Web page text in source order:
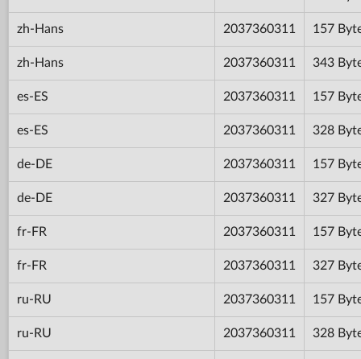
zh-Hans 2037360311 157
zh-Hans 2037360311 343
es-ES 2037360311 157
es-ES 2037360311 328
de-DE 2037360311 157
de-DE 2037360311 327
fr-FR 2037360311 157
fr-FR 2037360311 327
ru-RU 2037360311 157
ru-RU 2037360311 328